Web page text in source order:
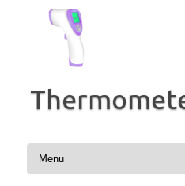
springen